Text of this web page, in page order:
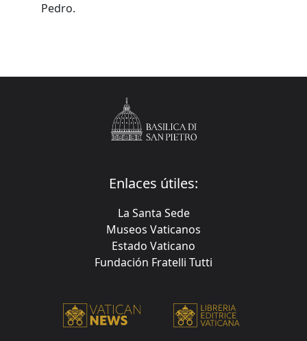
Pedro.
Enlaces útiles:
La Santa Sede
Museos Vaticanos
Estado Vaticano
Fundación Fratelli Tutti